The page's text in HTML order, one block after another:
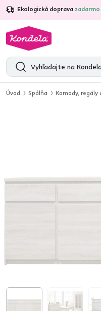
Ekologická doprava
4,7 31 211
Úvod Spálňa Komody, regály